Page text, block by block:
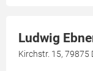
Ludwig
Kirchstr. 15, 79875